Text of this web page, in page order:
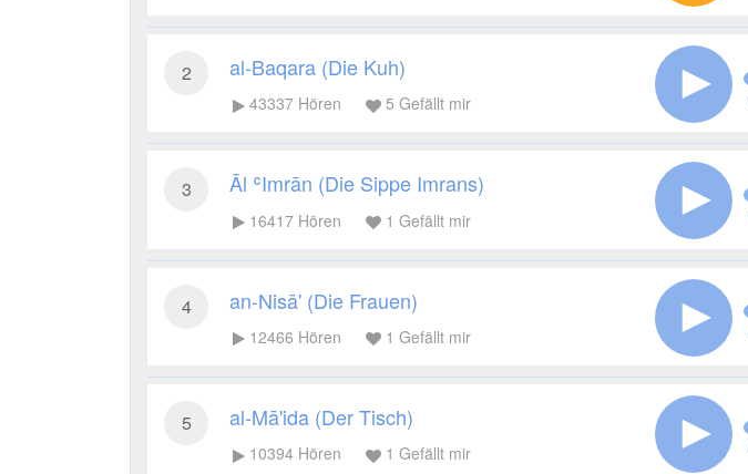
2 al-Baqara (Die Kuh)
43337 Hören 5 Gefällt mir
3 Āl ʿImrān (Die Sippe Imrans)
16417 Hören 1 Gefällt mir
4 an-Nisā' (Die Frauen)
12466 Hören 1 Gefällt mir
5 al-Mā'ida (Der Tisch)
10394 Hören 1 Gefällt mir